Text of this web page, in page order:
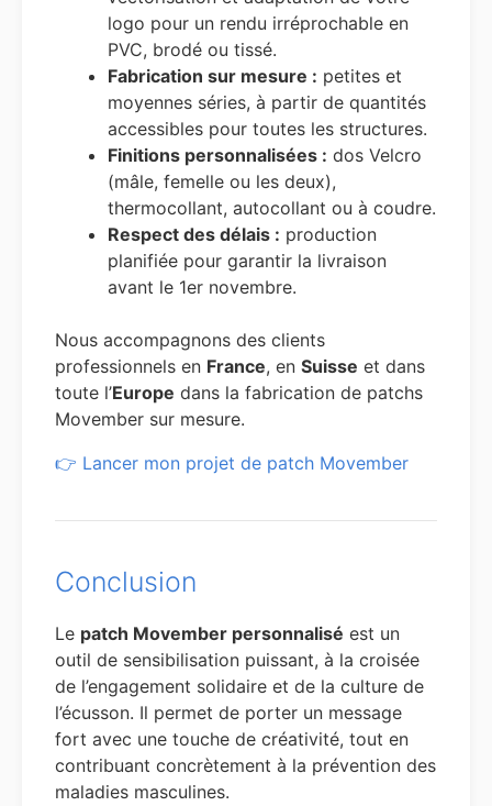
logo pour un rendu irréprochable en
PVC, brodé ou tissé.
Fabrication sur mesure : petites et
moyennes séries, à partir de quantités
accessibles pour toutes les structures.
Finitions personnalisées : dos Velcro
(mâle, femelle ou les deux),
thermocollant, autocollant ou à coudre.
Respect des délais : production
planifiée pour garantir la livraison
avant le 1er novembre.
Nous accompagnons des clients
professionnels en France, en Suisse et dans
toute l’Europe dans la fabrication de patchs
Movember sur mesure.
👉 Lancer mon projet de patch Movember
Conclusion
Le patch Movember personnalisé est un
outil de sensibilisation puissant, à la croisée
de l’engagement solidaire et de la culture de
l’écusson. Il permet de porter un message
fort avec une touche de créativité, tout en
contribuant concrètement à la prévention des
maladies masculines.